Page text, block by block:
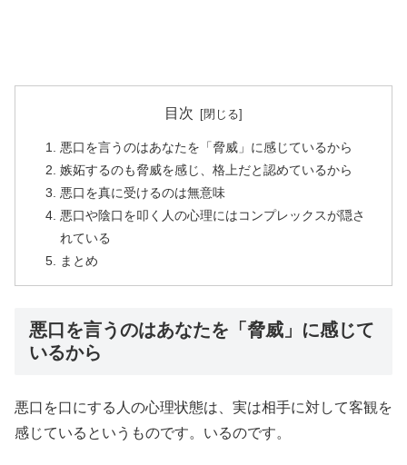
目次
悪口を言うのはあなたを「脅威」に感じているから
嫉妬するのも脅威を感じ、格上だと認めているから
悪口を真に受けるのは無意味
悪口や陰口を叩く人の心理にはコンプレックスが隠さ
れている
まとめ
悪口を言うのはあなたを「脅威」に感じて
いるから
悪口を口にする人の心理状態は、実は相手に対して客観を
感じているというものです。いるのです。